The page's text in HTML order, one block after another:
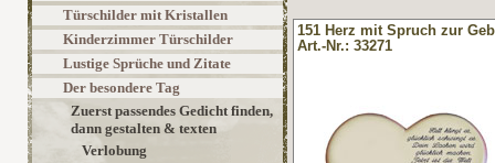
Türschilder mit Kristallen
Kinderzimmer Türschilder
Lustige Sprüche und Zitate
Der besondere Tag
Zuerst passendes Gedicht finden,
dann gestalten & texten
Verlobung
151 Herz mit Spruch zur
Art.-Nr.: 33271